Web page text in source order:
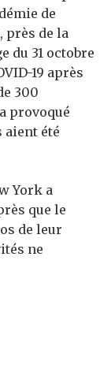
de
près de la
du 31 octobre
19 après
300
provoqué
aient été
York a
que le
de leur
ne